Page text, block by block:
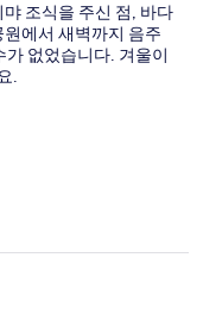
조식을 주신 점, 바다
에서 새벽까지 음주
가 없었습니다. 겨울이
.